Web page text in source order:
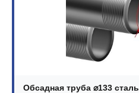
Обсадная труба ⌀133 сталь